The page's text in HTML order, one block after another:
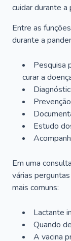
cuidar durante a
Entre as
durante a
Pesquisa
curar a
Estudo
Em uma
várias
mais comuns:
Lactante
Quando
A vacina